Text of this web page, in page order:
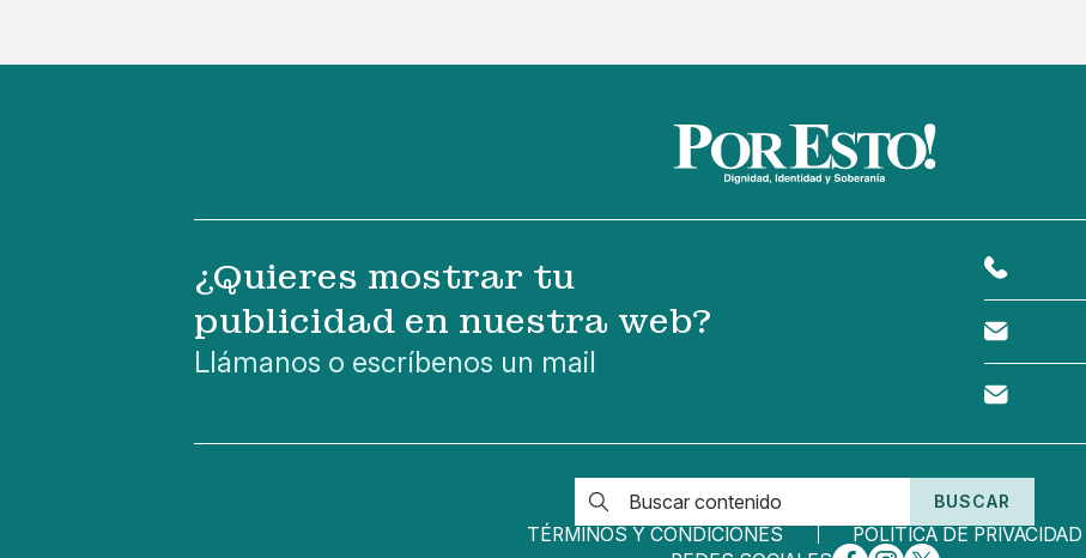
¿Quieres mostrar tu
publicidad en nuestra web?
Llámanos o escríbenos un mail
BUSCAR
TÉRMINOS Y CONDICIONES
POLÍTICA DE PRIVACIDAD